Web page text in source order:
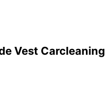
Vest Carcleaning